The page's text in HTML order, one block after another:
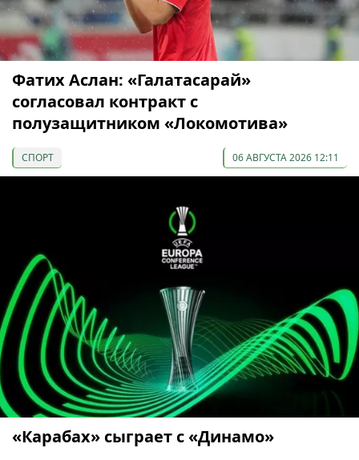
Фатих Аслан: «Галатасарай»
согласовал контракт с
полузащитником «Локомотива»
СПОРТ 06 АВГУСТА 2026 12:11
«Карабах» сыграет с «Динамо»